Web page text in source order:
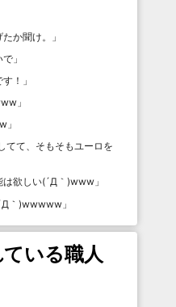
か聞け。
」
で 」
！ 」
」
」
てて、そもそもユーロを
は欲しい(´Д｀)www 」
｀)wwwww 」
いる職人